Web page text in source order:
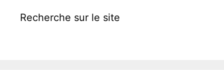
Recherche sur le site